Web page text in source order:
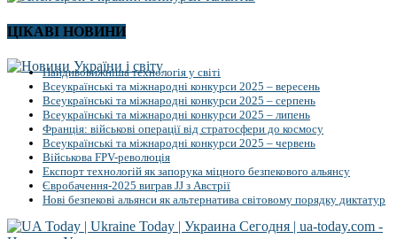
ЦІКАВІ НОВИНИ
Найдивовижніша технологія у світі
Всеукраїнські та міжнародні конкурси 2025 – вересень
Всеукраїнські та міжнародні конкурси 2025 – серпень
Всеукраїнські та міжнародні конкурси 2025 – липень
Франція: військові операції від стратосфери до космосу
Всеукраїнські та міжнародні конкурси 2025 – червень
Військова FPV-революція
Експорт технологій як запорука міцного безпекового альянсу
Євробачення-2025 виграв JJ з Австрії
Нові безпекові альянси як альтернатива світовому порядку диктатур